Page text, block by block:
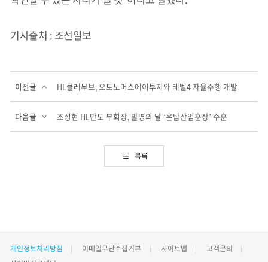
기사출처 : 조선일보
이전글 HL클레무브, 오토노머스에이투지와 레벨4 자율주행 개발
다음글 조성현 HL만도 부회장, 발명의 날 ‘은탑산업훈장’ 수훈
목록
개인정보처리방침 이메일무단수집거부 사이트맵
고객문의